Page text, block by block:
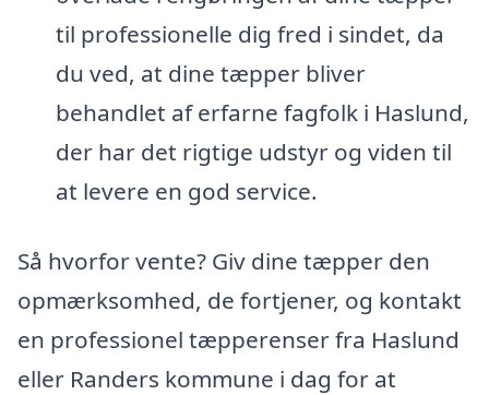
til professionelle dig fred i sindet, da
du ved, at dine tæpper bliver
behandlet af erfarne fagfolk i Haslund,
der har det rigtige udstyr og viden til
at levere en god service.
Så hvorfor vente? Giv dine tæpper den
opmærksomhed, de fortjener, og kontakt
en professionel tæpperenser fra Haslund
eller Randers kommune i dag for at